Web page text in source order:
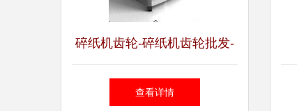
碎纸机齿轮-碎纸机齿轮批发-
碎纸机齿轮供应与采购-产品
查看详情